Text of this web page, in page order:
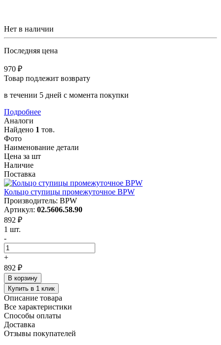
Нет в наличии
Последняя цена
970 ₽
Товар подлежит возврату
в течении 5 дней с момента покупки
Подробнее
Аналоги
Найдено 1 тов.
Фото
Наименование детали
Цена за шт
Наличие
Поставка
Кольцо ступицы промежуточное BPW
Производитель: BPW
Артикул: 02.5606.58.90
892 ₽
1 шт.
-
+
892 ₽
В корзину
Купить в 1 клик
Описание товара
Все характеристики
Способы оплаты
Доставка
Отзывы покупателей